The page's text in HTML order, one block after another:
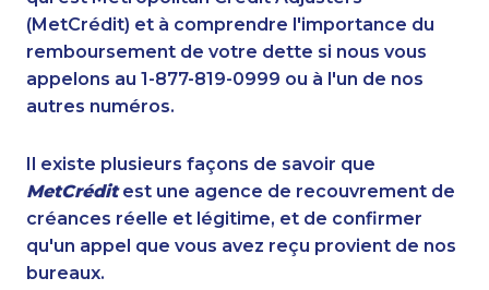
(MetCrédit) et à comprendre l'importance du
remboursement de votre dette si nous vous
appelons au 1-877-819-0999 ou à l'un de nos
autres numéros.
Il existe plusieurs façons de savoir que
MetCréditest une agence de recouvrement de
créances réelle et légitime, et de confirmer
qu'un appel que vous avez reçu provient de nos
bureaux.